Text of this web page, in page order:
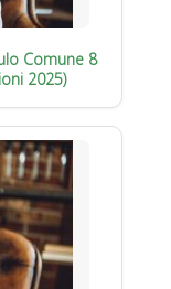
Comune 8
2025)